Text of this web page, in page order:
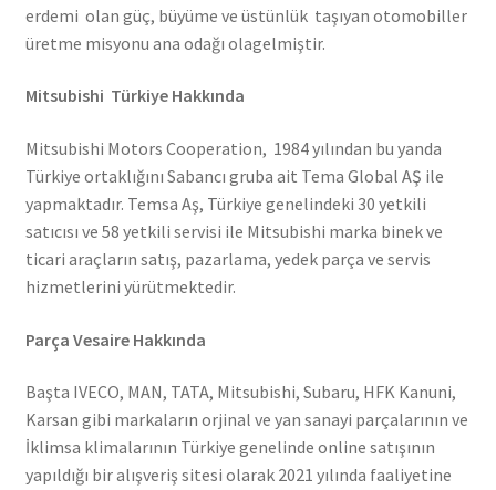
erdemi olan güç, büyüme ve üstünlük taşıyan otomobiller
üretme misyonu ana odağı olagelmiştir.
Mitsubishi Türkiye Hakkında
Mitsubishi Motors Cooperation, 1984 yılından bu yanda
Türkiye ortaklığını Sabancı gruba ait Tema Global AŞ ile
yapmaktadır. Temsa Aş, Türkiye genelindeki 30 yetkili
satıcısı ve 58 yetkili servisi ile Mitsubishi marka binek ve
ticari araçların satış, pazarlama, yedek parça ve servis
hizmetlerini yürütmektedir.
Parça Vesaire Hakkında
Başta IVECO, MAN, TATA, Mitsubishi, Subaru, HFK Kanuni,
Karsan gibi markaların orjinal ve yan sanayi parçalarının ve
İklimsa klimalarının Türkiye genelinde online satışının
yapıldığı bir alışveriş sitesi olarak 2021 yılında faaliyetine